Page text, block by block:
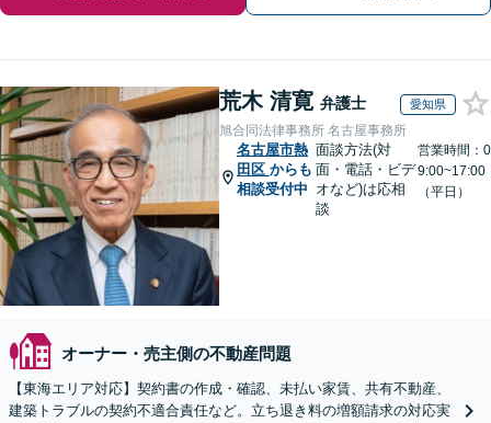
荒木 清寛 弁護士 愛知県
旭合同法律事務所 名古屋事務所
名古屋市熱
田区 からも
相談受付中
面談方法(対
面・電話・ビデ
オなど)は応相
談
営業時間：0
9:00~17:00
（平日）
オーナー・売主側の不動産問題
【東海エリア対応】契約書の作成・確認、未払い家賃、共有不動産、
建築トラブルの契約不適合責任など。立ち退き料の増額請求の対応実